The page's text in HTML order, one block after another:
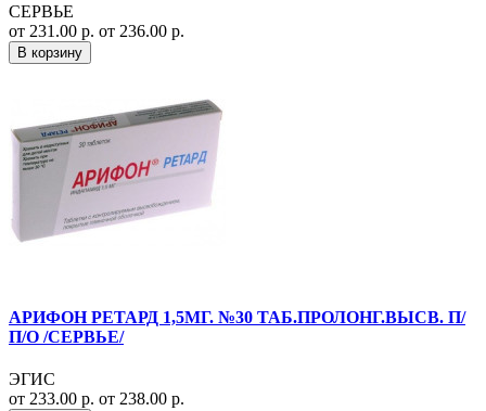
СЕРВЬЕ
от 231.00 р. от 236.00 р.
В корзину
АРИФОН РЕТАРД 1,5МГ. №30 ТАБ.ПРОЛОНГ.ВЫСВ. П/
П/О /СЕРВЬЕ/
ЭГИС
от 233.00 р. от 238.00 р.